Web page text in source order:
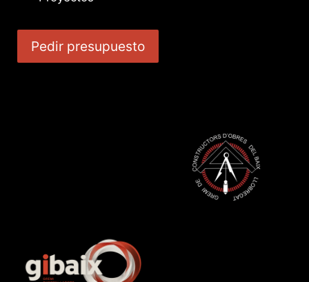
Pedir presupuesto